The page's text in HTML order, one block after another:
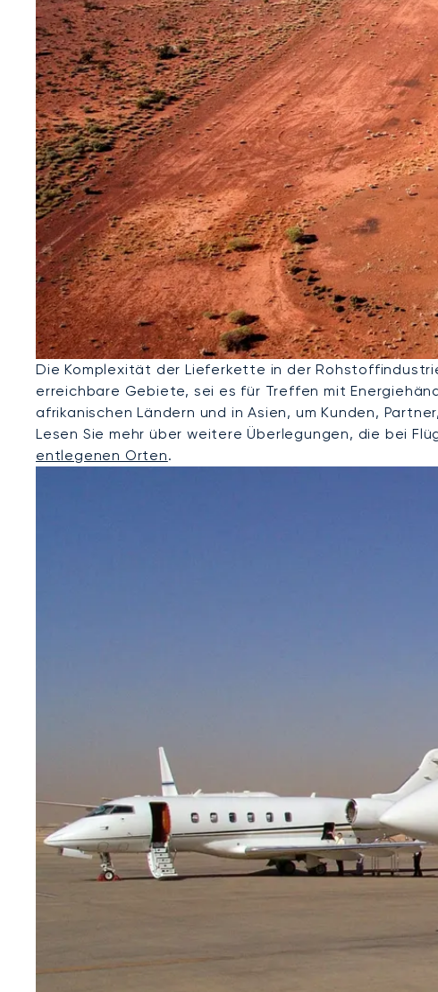
Die Komplexität der Lieferkette in der
erreichbare Gebiete, sei es für Treffen mit
afrikanischen Ländern und in Asien, um Kunden,
Lesen Sie mehr über weitere Überlegungen, die bei
entlegenen Orten.